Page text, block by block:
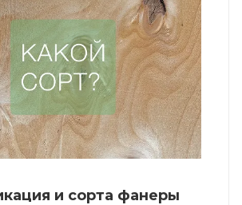
и сорта фанеры